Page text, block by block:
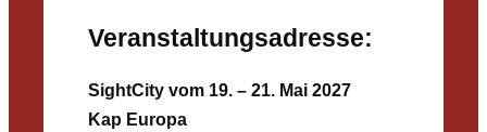
Veranstaltungsadresse:
SightCity vom 19. – 21. Mai 2027
Kap Europa